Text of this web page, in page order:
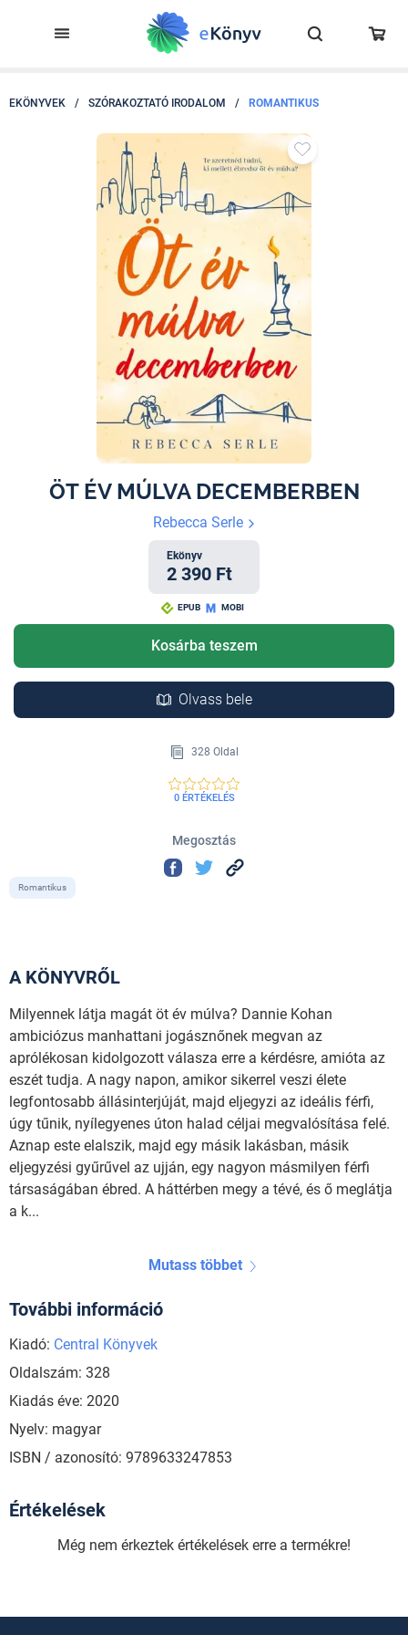
EKÖNYVEK / SZÓRAKOZTATÓ IRODALOM / ROMANTIKUS
ÖT ÉV MÚLVA DECEMBERBEN
Rebecca Serle
Ekönyv
2 390 Ft
EPUB MOBI
Kosárba teszem
Olvass bele
328 Oldal
0 ÉRTÉKELÉS
Megosztás
Romantikus
A KÖNYVRŐL
Milyennek látja magát öt év múlva? Dannie Kohan
ambiciózus manhattani jogásznőnek megvan az
aprólékosan kidolgozott válasza erre a kérdésre, amióta az
eszét tudja. A nagy napon, amikor sikerrel veszi élete
legfontosabb állásinterjúját, majd eljegyzi az ideális férfi,
úgy tűnik, nyílegyenes úton halad céljai megvalósítása felé.
Aznap este elalszik, majd egy másik lakásban, másik
eljegyzési gyűrűvel az ujján, egy nagyon másmilyen férfi
társaságában ébred. A háttérben megy a tévé, és ő meglátja
a k...
Mutass többet
További információ
Kiadó: Central Könyvek
Oldalszám: 328
Kiadás éve: 2020
Nyelv: magyar
ISBN / azonosító: 9789633247853
Értékelések
Még nem érkeztek értékelések erre a termékre!